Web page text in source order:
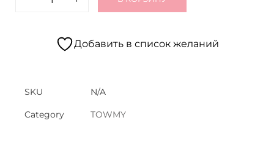
Добавить в список желаний
SKU N/A
Category TOWMY